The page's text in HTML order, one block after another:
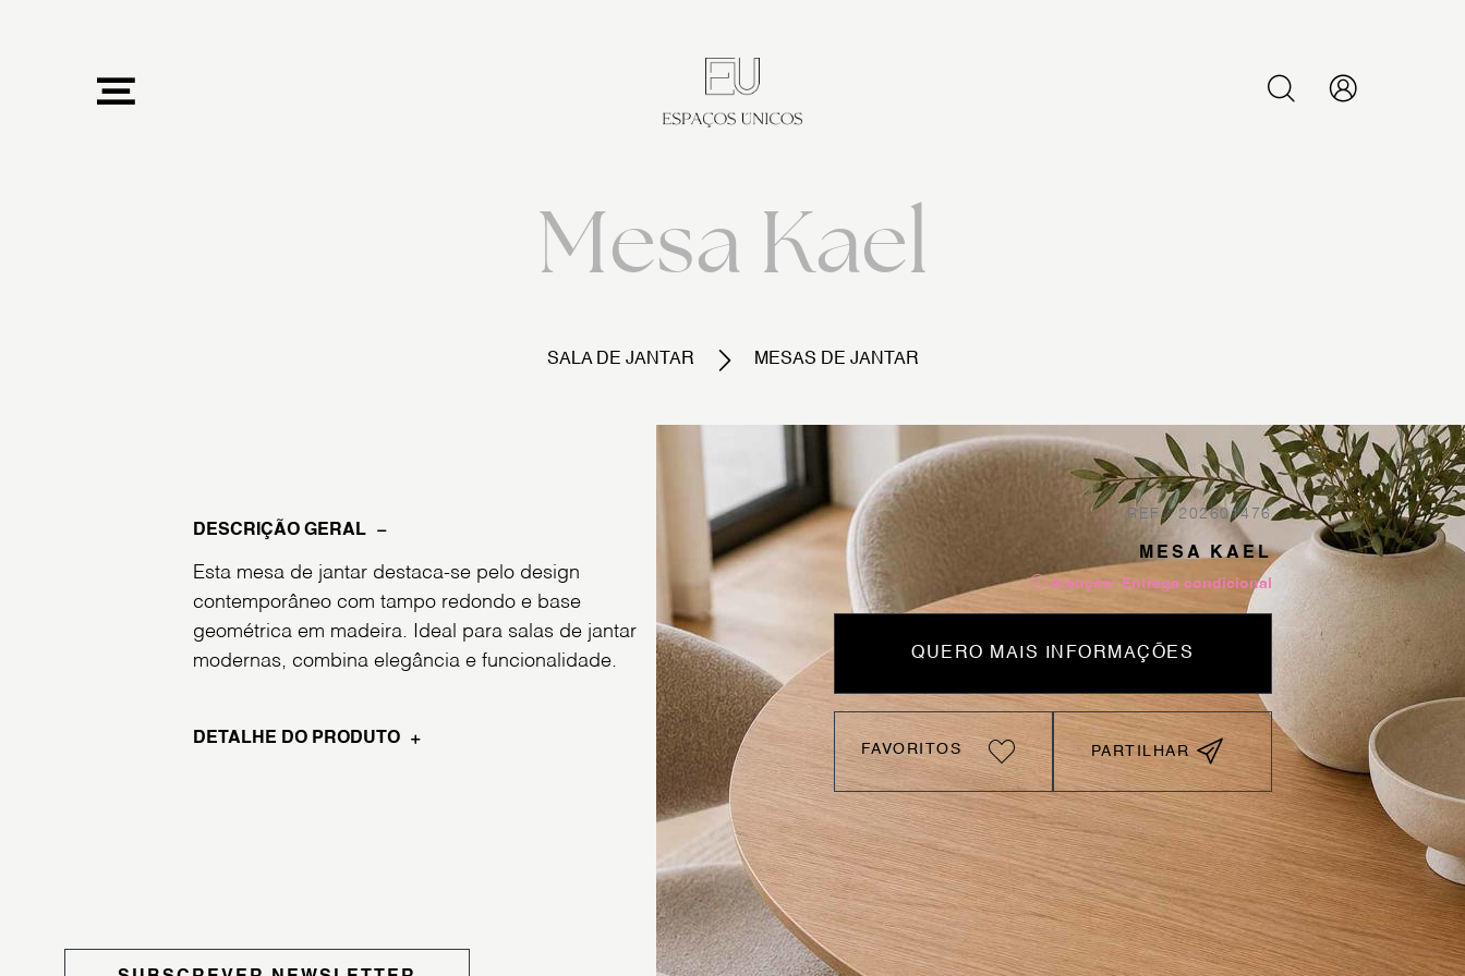
Mesa Kael
SALA DE JANTAR MESAS DE JANTAR
DESCRIÇÃO GERAL
Esta mesa de jantar destaca-se pelo design
contemporâneo com tampo redondo e base
geométrica em madeira. Ideal para salas de jantar
modernas, combina elegância e funcionalidade.
DETALHE DO PRODUTO
REF.: 202601476
MESA KAEL
Atenção: Entrega condicional
QUERO MAIS INFORMAÇÕES
FAVORITOS PARTILHAR